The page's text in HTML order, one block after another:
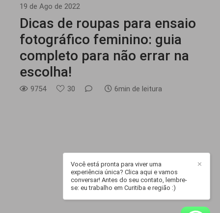
19 de Ago de 2022
Dicas de roupas para ensaio
fotográfico feminino: guia
completo para não errar na
escolha!
9754 30 6min de leitura
✕
Você está pronta para viver uma
experiência única? Clica aqui e vamos
conversar! Antes do seu contato, lembre-
se: eu trabalho em Curitiba e região :)